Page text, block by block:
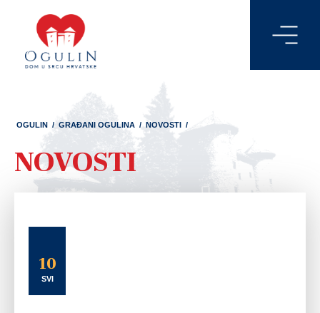
OGULIN / GRAĐANI OGULINA / NOVOSTI /
NOVOSTI
10
SVI